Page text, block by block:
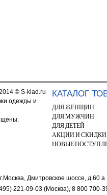
© S-klad.ru
одежды и
КАТАЛОГ
ДЛЯ ЖЕНЩИН
ДЛЯ МУЖЧИН
ДЛЯ ДЕТЕЙ
АКЦИИ И СКИДКИ
НОВЫЕ
Дмитровское шоссе, д.60 а
221-09-03 (Москва), 8 800 700-